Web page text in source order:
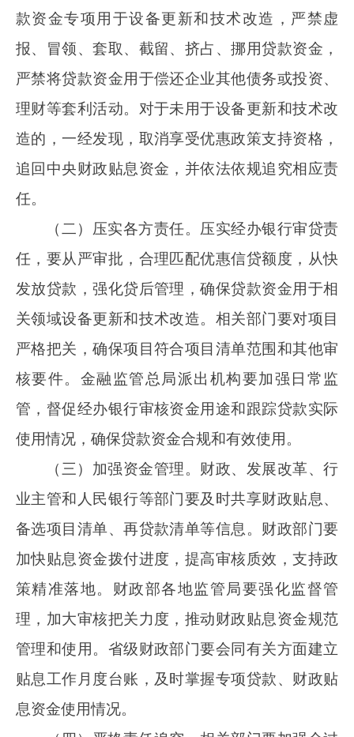
监督和有关部门的监督检查。工作人员存在违反
本通知要求以及其他滥用职权、玩忽职守、徇私
嫌犯罪的，依法移送有关机关处理。
五、其他事项
（一）省级财政部门应于2024年7月10日
前，将本年度贴息资金需求申请报告及测算表报
财政部，财政部根据预算安排和各地报送的申请
（二）有关方面要高度重视，执行中如有问
题，请及时报告。
财政部
国家发展改革委
中国人民银行
2024年6月21日